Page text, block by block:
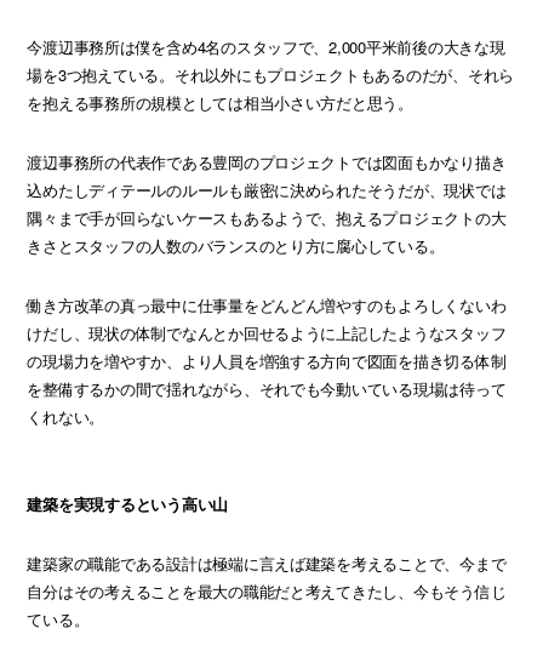
今渡辺事務所は僕を含め4名のスタッフで、2,000平米前後の大きな現
場を3つ抱えている。それ以外にもプロジェクトもあるのだが、それら
を抱える事務所の規模としては相当小さい方だと思う。
渡辺事務所の代表作である豊岡のプロジェクトでは図面もかなり描き
込めたしディテールのルールも厳密に決められたそうだが、現状では
隅々まで手が回らないケースもあるようで、抱えるプロジェクトの大
きさとスタッフの人数のバランスのとり方に腐心している。
働き方改革の真っ最中に仕事量をどんどん増やすのもよろしくないわ
けだし、現状の体制でなんとか回せるように上記したようなスタッフ
の現場力を増やすか、より人員を増強する方向で図面を描き切る体制
を整備するかの間で揺れながら、それでも今動いている現場は待って
くれない。
建築を実現するという高い山
建築家の職能である設計は極端に言えば建築を考えることで、今まで
自分はその考えることを最大の職能だと考えてきたし、今もそう信じ
ている。